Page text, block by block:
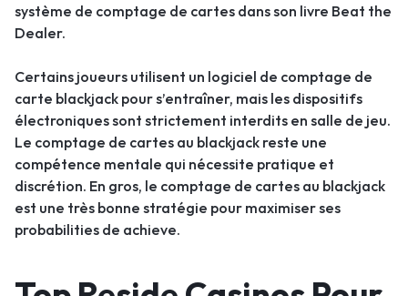
système de comptage de cartes dans son livre Beat the
Dealer.
Certains joueurs utilisent un logiciel de comptage de
carte blackjack pour s’entraîner, mais les dispositifs
électroniques sont strictement interdits en salle de jeu.
Le comptage de cartes au blackjack reste une
compétence mentale qui nécessite pratique et
discrétion. En gros, le comptage de cartes au blackjack
est une très bonne stratégie pour maximiser ses
probabilities de achieve.